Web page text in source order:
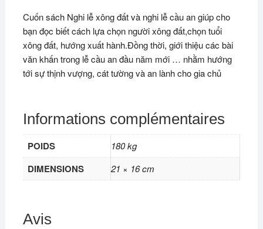
Cuốn sách Nghi lễ xông đất và nghi lễ cầu an giúp cho
bạn đọc biết cách lựa chọn người xông đất,chọn tuổi
xông đất, hướng xuất hành.Đồng thời, giới thiệu các bài
văn khấn trong lễ cầu an đầu năm mới … nhằm hướng
tới sự thịnh vượng, cát tường và an lành cho gia chủ
Informations complémentaires
POIDS 180 kg
DIMENSIONS 21 × 16 cm
Avis